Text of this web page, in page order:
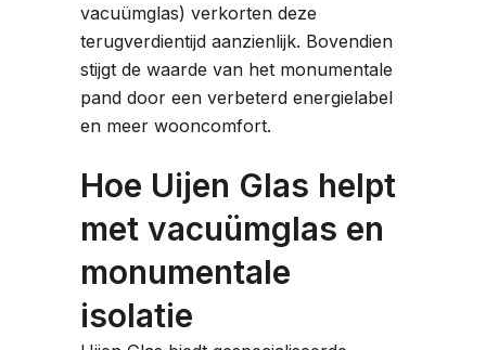
vacuümglas) verkorten deze
terugverdientijd aanzienlijk. Bovendien
stijgt de waarde van het monumentale
pand door een verbeterd energielabel
en meer wooncomfort.
Hoe Uijen Glas helpt
met vacuümglas en
monumentale
isolatie